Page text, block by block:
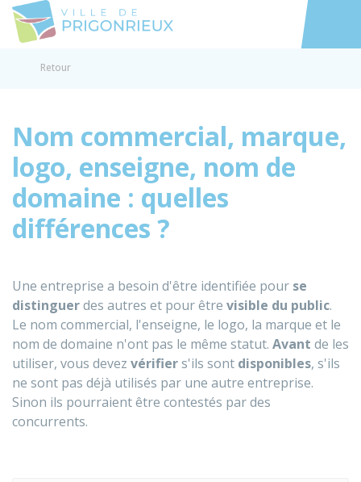
Accéder
Retour
Nom commercial, marque,
logo, enseigne, nom de
domaine : quelles
différences ?
Une entreprise a besoin d'être identifiée pour se
distinguerdes autres et pour être visible du public.
Le nom commercial, l'enseigne, le logo, la marque et le
nom de domaine n'ont pas le même statut. Avant de les
utiliser, vous devez vérifiers'ils sont disponibles, s'ils
ne sont pas déjà utilisés par une autre entreprise.
Sinon ils pourraient être contestés par des
concurrents.